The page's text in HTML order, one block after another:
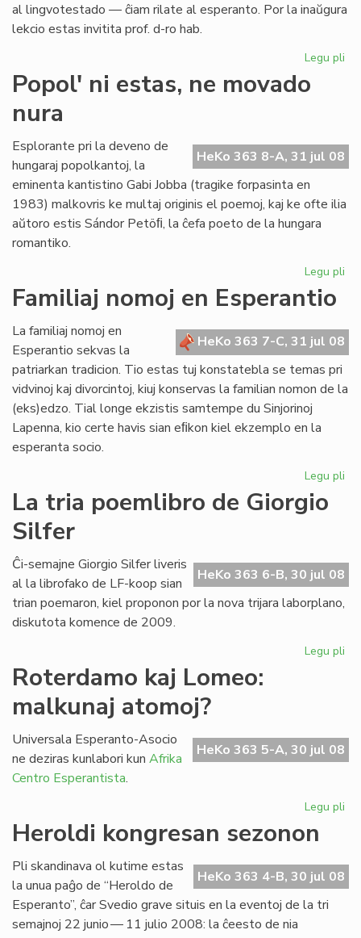
al lingvotestado — ĉiam rilate al esperanto. Por la inaŭgura
lekcio estas invitita prof. d-ro hab.
Legu pli
Popol' ni estas, ne movado
nura
HeKo 363 8-A, 31 jul 08
Esplorante pri la deveno de
hungaraj popolkantoj, la
eminenta kantistino Gabi Jobba (tragike forpasinta en
1983) malkovris ke multaj originis el poemoj, kaj ke ofte ilia
aŭtoro estis Sándor Petöﬁ, la ĉefa poeto de la hungara
romantiko.
Legu pli
Familiaj nomoj en Esperantio
HeKo 363 7-C, 31 jul 08
La familiaj nomoj en
Esperantio sekvas la
patriarkan tradicion. Tio estas tuj konstatebla se temas pri
vidvinoj kaj divorcintoj, kiuj konservas la familian nomon de la
(eks)edzo. Tial longe ekzistis samtempe du Sinjorinoj
Lapenna, kio certe havis sian eﬁkon kiel ekzemplo en la
esperanta socio.
Legu pli
La tria poemlibro de Giorgio
Silfer
HeKo 363 6-B, 30 jul 08
Ĉi-semajne Giorgio Silfer liveris
al la librofako de LF-koop sian
trian poemaron, kiel proponon por la nova trijara laborplano,
diskutota komence de 2009.
Legu pli
Roterdamo kaj Lomeo:
malkunaj atomoj?
HeKo 363 5-A, 30 jul 08
Universala Esperanto-Asocio
ne deziras kunlabori kun Afrika
Centro Esperantista.
Legu pli
Heroldi kongresan sezonon
HeKo 363 4-B, 30 jul 08
Pli skandinava ol kutime estas
la unua paĝo de “Heroldo de
Esperanto”, ĉar Svedio grave situis en la eventoj de la tri
semajnoj 22 junio — 11 julio 2008: la ĉeesto de nia